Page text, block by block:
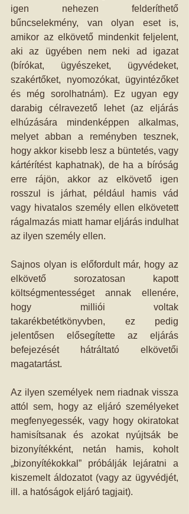
igen nehezen felderíthető
bűncselekmény, van olyan eset is,
amikor az elkövető mindenkit feljelent,
aki az ügyében nem neki ad igazat
(bírókat, ügyészeket, ügyvédeket,
szakértőket, nyomozókat, ügyintézőket
és még sorolhatnám). Ez ugyan egy
darabig célravezető lehet (az eljárás
elhúzására mindenképpen alkalmas,
melyet abban a reményben tesznek,
hogy akkor kisebb lesz a büntetés, vagy
kártérítést kaphatnak), de ha a bíróság
erre rájön, akkor az elkövető igen
rosszul is járhat, például hamis vád
vagy hivatalos személy ellen elkövetett
rágalmazás miatt hamar eljárás indulhat
az ilyen személy ellen.
Sajnos olyan is előfordult már, hogy az
elkövető sorozatosan kapott
költségmentességet annak ellenére,
hogy milliói voltak
takarékbetétkönyvben, ez pedig
jelentősen elősegítette az eljárás
befejezését hátráltató elkövetői
magatartást.
Az ilyen személyek nem riadnak vissza
attól sem, hogy az eljáró személyeket
megfenyegessék, vagy hogy okiratokat
hamisítsanak és azokat nyújtsák be
bizonyítékként, netán hamis, koholt
„bizonyítékokkal” próbálják lejáratni a
kiszemelt áldozatot (vagy az ügyvédjét,
ill. a hatóságok eljáró tagjait).